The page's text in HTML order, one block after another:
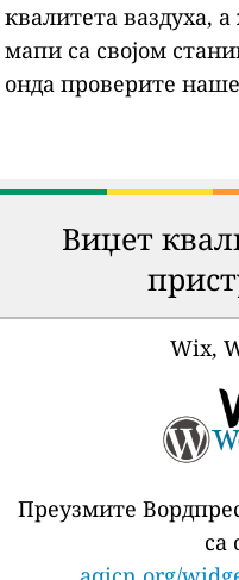
квалитета ваздуха,
мапи са својом
онда проверите
Виџет
Wix,
Преузмите
са